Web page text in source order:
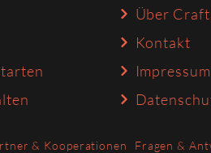
Über
Kontakt
Impressum
& Kooperationen
Fragen &